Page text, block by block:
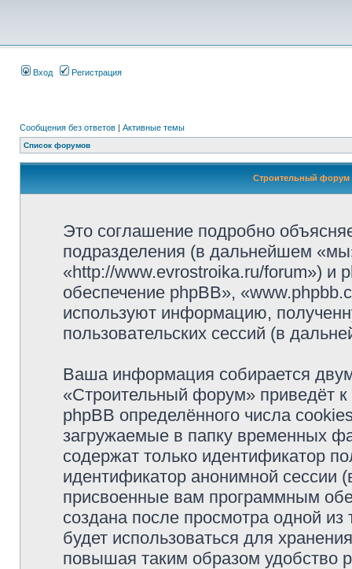
Вход Регистрация
Сообщения без ответов | Активные темы
Список форумов
Строительный форум
Это соглашение подробно
подразделения (в дальнейшем
«http://www.evrostroika.ru/forum») и
обеспечение phpBB»,
используют информацию,
пользовательских сессий (в
Ваша информация собирается
«Строительный форум» приведёт
phpBB определённого числа
загружаемые в папку временных
содержат только идентификатор
идентификатор анонимной сессии
присвоенные вам программным
создана после просмотра одной
будет использоваться для
повышая таким образом удобство